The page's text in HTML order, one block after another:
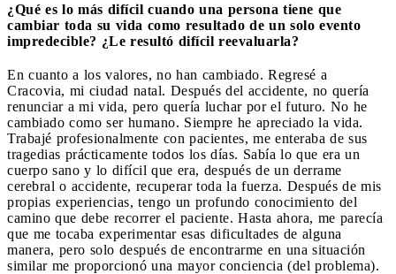
¿Qué es lo más difícil cuando una persona tiene que
cambiar toda su vida como resultado de un solo evento
impredecible? ¿Le resultó difícil reevaluarla?
En cuanto a los valores, no han cambiado. Regresé a
Cracovia, mi ciudad natal. Después del accidente, no quería
renunciar a mi vida, pero quería luchar por el futuro. No he
cambiado como ser humano. Siempre he apreciado la vida.
Trabajé profesionalmente con pacientes, me enteraba de sus
tragedias prácticamente todos los días. Sabía lo que era un
cuerpo sano y lo difícil que era, después de un derrame
cerebral o accidente, recuperar toda la fuerza. Después de mis
propias experiencias, tengo un profundo conocimiento del
camino que debe recorrer el paciente. Hasta ahora, me parecía
que me tocaba experimentar esas dificultades de alguna
manera, pero solo después de encontrarme en una situación
similar me proporcionó una mayor conciencia (del problema).